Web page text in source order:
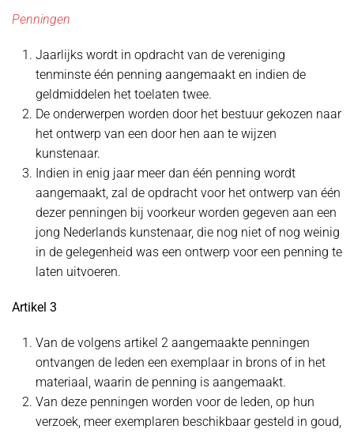
Penningen
Jaarlijks wordt in opdracht van de vereniging
tenminste één penning aangemaakt en indien de
geldmiddelen het toelaten twee.
De onderwerpen worden door het bestuur gekozen naar
het ontwerp van een door hen aan te wijzen
kunstenaar.
Indien in enig jaar meer dan één penning wordt
aangemaakt, zal de opdracht voor het ontwerp van één
dezer penningen bij voorkeur worden gegeven aan een
jong Nederlands kunstenaar, die nog niet of nog weinig
in de gelegenheid was een ontwerp voor een penning te
laten uitvoeren.
Artikel 3
Van de volgens artikel 2 aangemaakte penningen
ontvangen de leden een exemplaar in brons of in het
materiaal, waarin de penning is aangemaakt.
Van deze penningen worden voor de leden, op hun
verzoek, meer exemplaren beschikbaar gesteld in goud,